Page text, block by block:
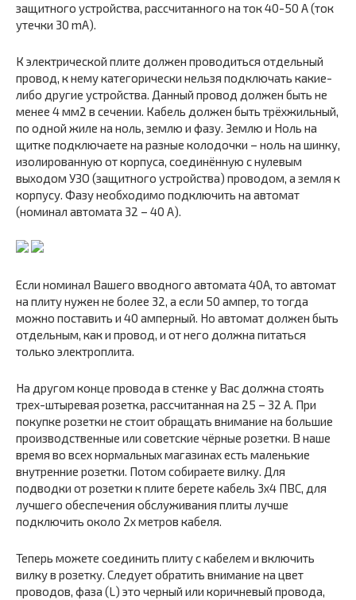
защитного устройства, рассчитанного на ток 40-50 А (ток
утечки 30 mA).
К электрической плите должен проводиться отдельный
провод, к нему категорически нельзя подключать какие-
либо другие устройства. Данный провод должен быть не
менее 4 мм2 в сечении. Кабель должен быть трёхжильный,
по одной жиле на ноль, землю и фазу. Землю и Ноль на
щитке подключаете на разные колодочки – ноль на шинку,
изолированную от корпуса, соединённую с нулевым
выходом УЗО (защитного устройства) проводом, а земля к
корпусу. Фазу необходимо подключить на автомат
(номинал автомата 32 – 40 А).
Если номинал Вашего вводного автомата 40А, то автомат
на плиту нужен не более 32, а если 50 ампер, то тогда
можно поставить и 40 амперный. Но автомат должен быть
отдельным, как и провод, и от него должна питаться
только электроплита.
На другом конце провода в стенке у Вас должна стоять
трех-штыревая розетка, рассчитанная на 25 – 32 А. При
покупке розетки не стоит обращать внимание на большие
производственные или советские чёрные розетки. В наше
время во всех нормальных магазинах есть маленькие
внутренние розетки. Потом собираете вилку. Для
подводки от розетки к плите берете кабель 3х4 ПВС, для
лучшего обеспечения обслуживания плиты лучше
подключить около 2х метров кабеля.
Теперь можете соединить плиту с кабелем и включить
вилку в розетку. Следует обратить внимание на цвет
проводов, фаза (L) это черный или коричневый провода,